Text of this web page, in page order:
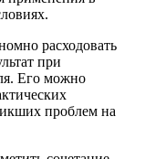
расходовать
при
Его можно
проблем на